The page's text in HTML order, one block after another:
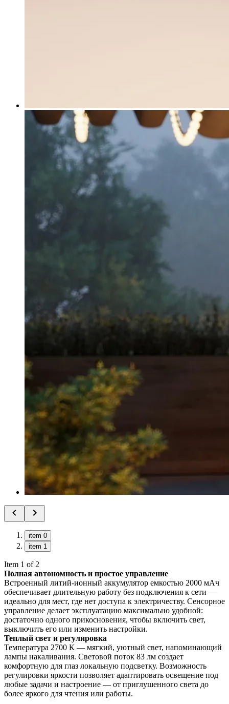
item 0
item 1
Item 1 of 2
Полная автономность и простое управление
Встроенный литий-ионный аккумулятор емкостью 2000 мАч
обеспечивает длительную работу без подключения к сети —
идеально для мест, где нет доступа к электричеству. Сенсорное
управление делает эксплуатацию максимально удобной:
достаточно одного прикосновения, чтобы включить свет,
выключить его или изменить настройки.
Теплый свет и регулировка
Температура 2700 К — мягкий, уютный свет, напоминающий
лампы накаливания. Световой поток 83 лм создает
комфортную для глаз локальную подсветку. Возможность
регулировки яркости позволяет адаптировать освещение под
любые задачи и настроение — от приглушенного света до
более яркого для чтения или работы.